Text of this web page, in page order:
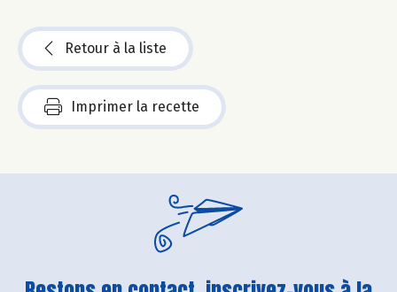
Retour à la liste
Imprimer la recette